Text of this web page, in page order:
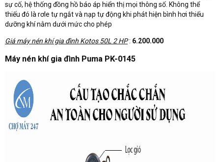
sự cố, hệ thống đồng hồ báo áp hiển thị mọi thông số. Không thể
thiếu đó là rơle tự ngắt và nạp tự động khi phát hiện bình hơi thiếu
dưỡng khí nằm dưới mức cho phép
Giá máy nén khí gia đình Kotos 50L 2 HP: 6.200.000
Máy nén khí gia đình Puma PK-0145